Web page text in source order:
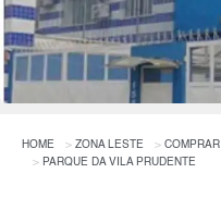
HOME ZONA LESTE COMPRAR
PARQUE DA VILA PRUDENTE